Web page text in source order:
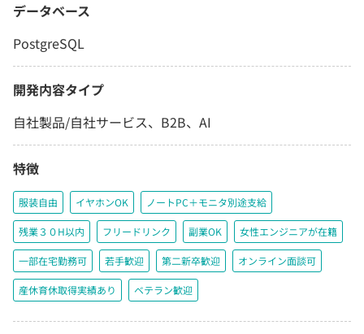
データベース
PostgreSQL
開発内容タイプ
自社製品/自社サービス、B2B、AI
特徴
服装自由 イヤホンOK ノートPC＋モニタ別途支給
残業３０H以内 フリードリンク 副業OK 女性エンジニアが在籍
一部在宅勤務可 若手歓迎 第二新卒歓迎 オンライン面談可
産休育休取得実績あり ベテラン歓迎